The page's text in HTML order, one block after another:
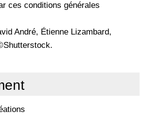
ces conditions générales
André, Étienne Lizambard,